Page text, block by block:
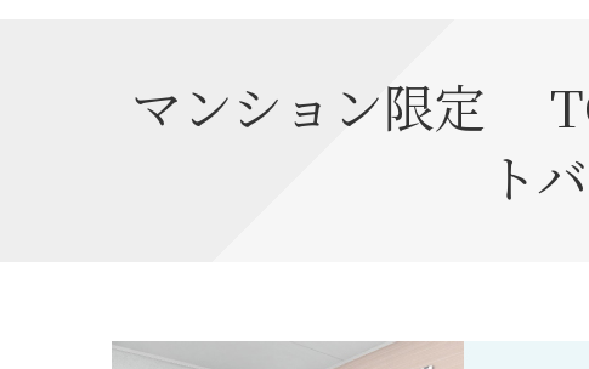
マンション限定
ト